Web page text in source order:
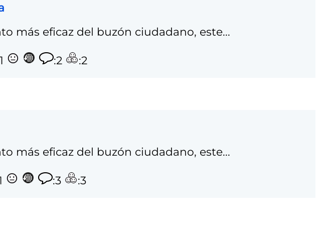
más eficaz del buzón ciudadano, este...
:2 :2
más eficaz del buzón ciudadano, este...
:3 :3